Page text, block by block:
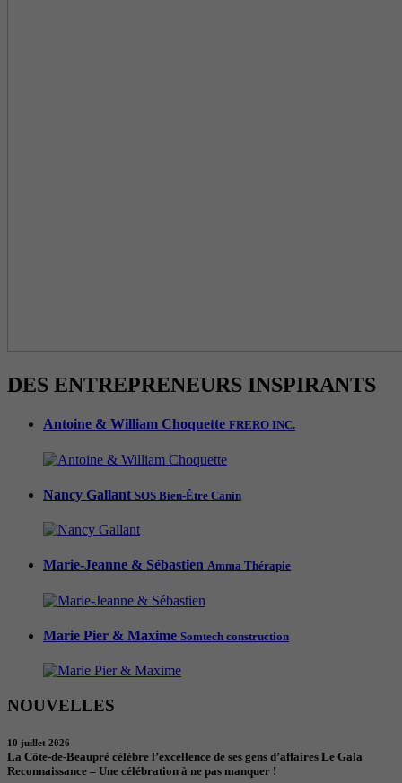
DES ENTREPRENEURS INSPIRANTS
Antoine & William Choquette FRERO INC.
Nancy Gallant SOS Bien-Être Canin
Marie-Jeanne & Sébastien Amma Thérapie
Marie Pier & Maxime Somtech construction
NOUVELLES
10 juillet 2026
La Côte-de-Beaupré célèbre l’excellence de ses gens d’affaires Le Gala
Reconnaissance – Une célébration à ne pas manquer !